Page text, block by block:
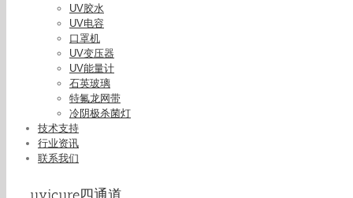
UV胶水
UV电容
口罩机
UV变压器
UV能量计
石英玻璃
特氟龙网带
冷阴极杀菌灯
技术支持
行业资讯
联系我们